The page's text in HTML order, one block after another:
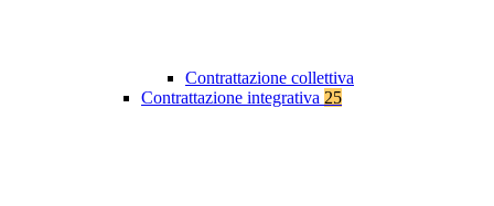
Contrattazione collettiva
Contrattazione integrativa 25